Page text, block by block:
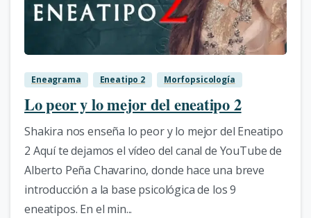
Eneagrama Eneatipo 2 Morfopsicología
Lo peor y lo mejor del eneatipo 2
Shakira nos enseña lo peor y lo mejor del Eneatipo
2 Aquí te dejamos el vídeo del canal de YouTube de
Alberto Peña Chavarino, donde hace una breve
introducción a la base psicológica de los 9
eneatipos. En el min...